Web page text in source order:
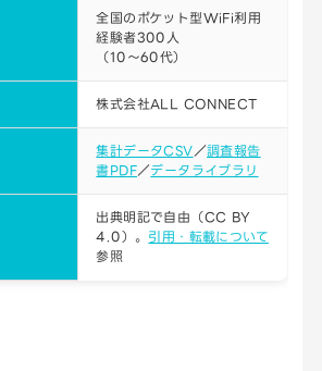
全国のポケット型WiFi利用
経験者300人
（10〜60代）
株式会社ALL CONNECT
集計データCSV ／調査報告
書PDF／データライブラリ
出典明記で自由（CC BY
4.0）。 引用・転載について
参照